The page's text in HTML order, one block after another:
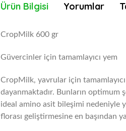
Ürün Bilgisi Yorumlar
CropMilk 600 gr
Güvercinler için tamamlayıcı yem
CropMilk, yavrular için
dayanmaktadır. Bunların optimum
ideal amino asit bileşimi nedeniyle
florası geliştirmesine en başından